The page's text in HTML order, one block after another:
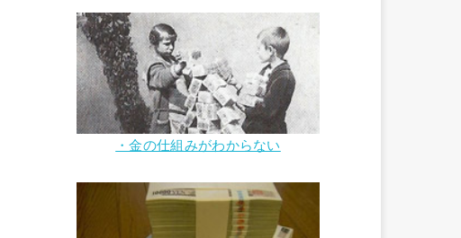
・金の仕組みがわからない